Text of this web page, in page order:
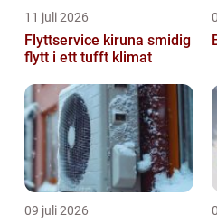
11 juli 2026
Flyttservice kiruna smidig
flytt i ett tufft klimat
09 juli 2026